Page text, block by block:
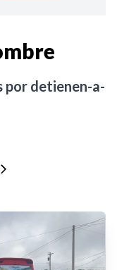
por detienen-a-